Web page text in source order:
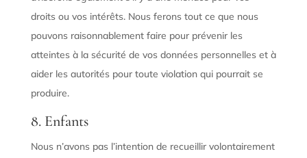
droits ou vos intérêts. Nous ferons tout ce que nous
pouvons raisonnablement faire pour prévenir les
atteintes à la sécurité de vos données personnelles et à
aider les autorités pour toute violation qui pourrait se
produire.
8. Enfants
Nous n’avons pas l’intention de recueillir volontairement